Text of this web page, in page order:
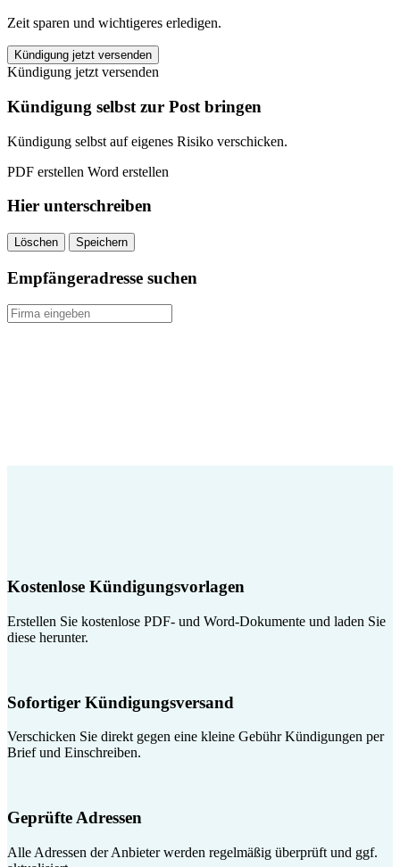
Zeit sparen und wichtigeres erledigen.
Immobilienscout24
Premium
kündigen
quantity
Kündigung jetzt versenden
Kündigung jetzt versenden
Kündigung selbst zur Post bringen
Kündigung selbst auf eigenes Risiko verschicken.
PDF erstellen Word erstellen
Hier unterschreiben
Löschen Speichern
Empfängeradresse suchen
Kostenlose Kündigungsvorlagen
Erstellen Sie kostenlose PDF- und Word-Dokumente und laden Sie
diese herunter.
Sofortiger Kündigungsversand
Verschicken Sie direkt gegen eine kleine Gebühr Kündigungen per
Brief und Einschreiben.
Geprüfte Adressen
Alle Adressen der Anbieter werden regelmäßig überprüft und ggf.